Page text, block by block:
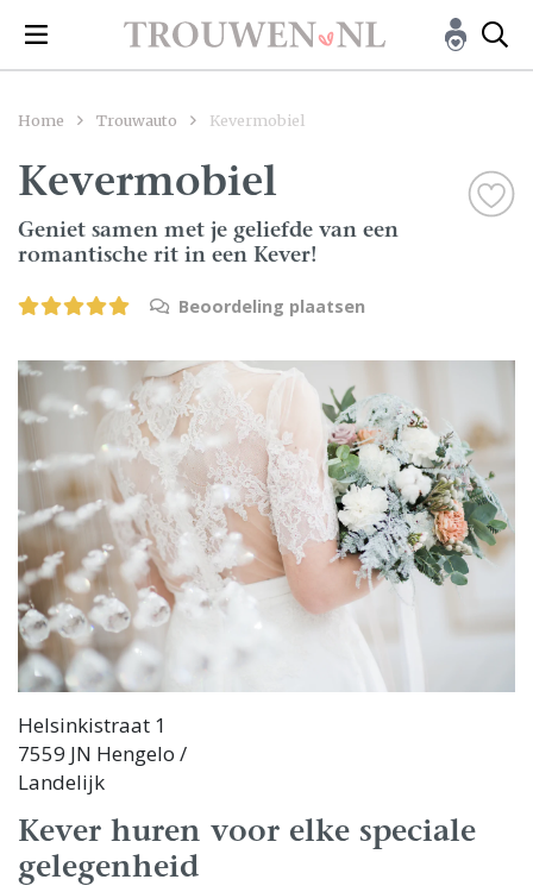
Home Trouwauto Kevermobiel
Kevermobiel
Geniet samen met je geliefde van een
romantische rit in een Kever!
Beoordeling plaatsen
Helsinkistraat 1
7559 JN Hengelo /
Landelijk
Kever huren voor elke speciale
gelegenheid